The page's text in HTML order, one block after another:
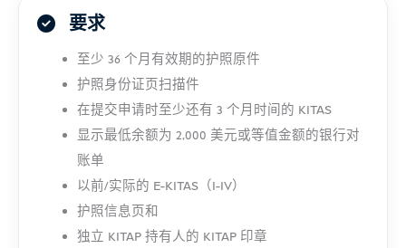
要求
至少 36 个月有效期的护照原件
护照身份证页扫描件
在提交申请时至少还有 3 个月时间的 KITAS
显示最低余额为 2,000 美元或等值金额的银行对
账单
以前/实际的 E-KITAS（I-IV）
护照信息页和
独立 KITAP 持有人的 KITAP 印章